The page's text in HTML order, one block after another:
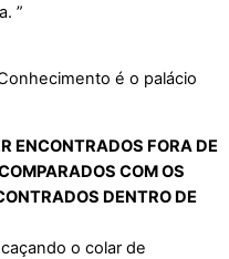
”
é o palácio
ENCONTRADOS FORA DE
COM OS
DENTRO DE
o colar de